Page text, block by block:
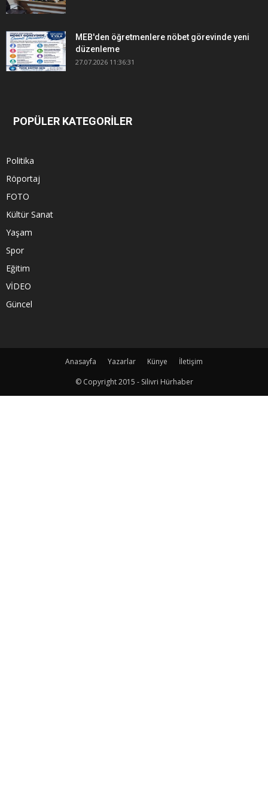
MEB'den öğretmenlere nöbet görevinde yeni
düzenleme
27.07.2026 11:36:31
POPÜLER KATEGORİLER
Politika
Röportaj
FOTO
Kültür Sanat
Yaşam
Spor
Eğitim
VİDEO
Güncel
Anasayfa Yazarlar Künye
İletişim
© Copyright 2015 - Silivri Hürhaber